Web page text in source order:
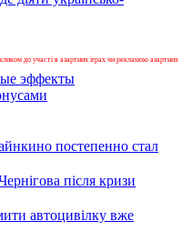
до участі в азартних іграх чи рекламою азартних
постепенно стал
після кризи
автоцивілку вже